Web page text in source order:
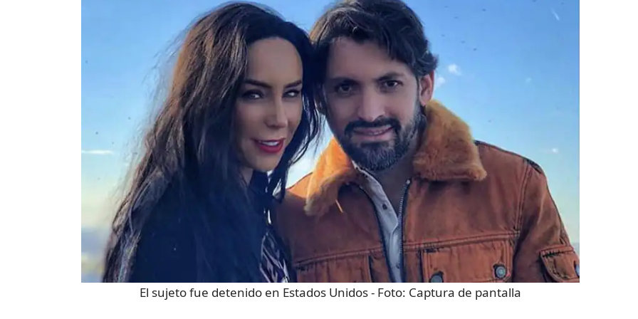
El sujeto fue detenido en Estados Unidos- Foto: Captura de pantalla